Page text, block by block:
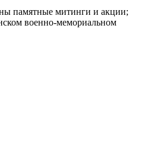
памятные митинги и акции;
военно-мемориальном